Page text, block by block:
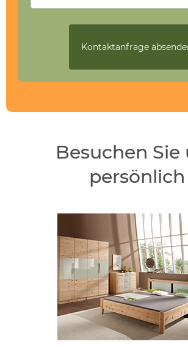
Besuchen Sie
persönlich